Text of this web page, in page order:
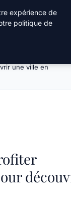
pleinement
une ville en
expérience de
politique de